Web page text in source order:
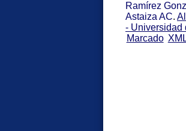
Ramírez
Astaiza AC.
- Universidad
Marcado